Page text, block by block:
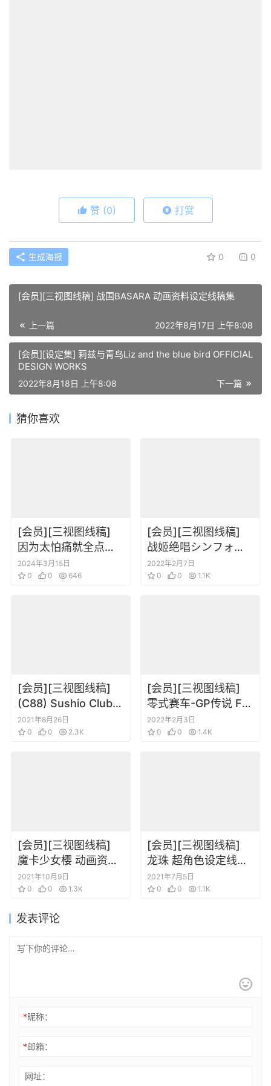
赞 (0) 打赏
生成海报 0 0
[会员][三视图线稿] 战国BASARA 动画资料设定线稿集
上一篇 2022年8月17日 上午8:08
[会员][设定集] 莉兹与青鸟Liz and the blue bird OFFICIAL
DESIGN WORKS
下一篇
2022年8月18日 上午8:08
猜你喜欢
[会员][三视图线稿]
因为太怕痛就全点防
御力了动画设定线稿
集
2024年3月15日
0
0 646
[会员][三视图线稿]
战姬绝唱シンフォギ
ア 动画公式设定画集
2022年2月7日
0
0 1.1K
[会员][三视图线稿]
(C88) Sushio Club –
Love Love KLKL 双
斩少女 KILL la KILL
2021年8月26日
0
0 2.3K
[会员][三视图线稿]
零式赛车-GP传说 F-
Zero_ GP Legend –
Concept Art
2022年2月3日
0
0 1.4K
[会员][三视图线稿]
魔卡少女樱 动画资料
设定线稿集 人物篇
2021年10月9日
0
0 1.3K
[会员][三视图线稿]
龙珠 超角色设定线稿
三视图设定插画
2021年7月5日
0
0 1.1K
发表评论
*昵称：
*邮箱：
网址：